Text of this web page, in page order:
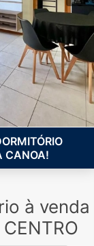
CANOA!
à venda